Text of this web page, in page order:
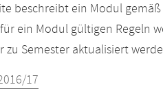
beschreibt ein Modul
ein Modul gültigen Regeln
zu Semester aktualisiert
17